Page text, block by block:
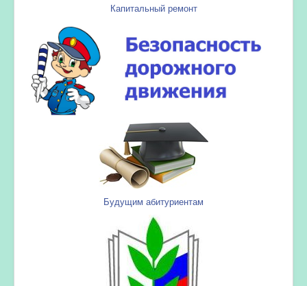
Капитальный ремонт
Будущим абитуриентам